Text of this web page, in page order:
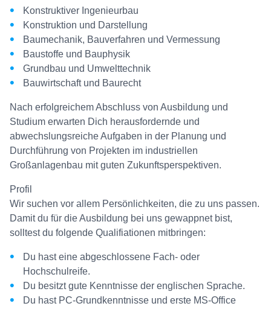
Konstruktiver Ingenieurbau
Konstruktion und Darstellung
Baumechanik, Bauverfahren und Vermessung
Baustoffe und Bauphysik
Grundbau und Umwelttechnik
Bauwirtschaft und Baurecht
Nach erfolgreichem Abschluss von Ausbildung und
Studium erwarten Dich herausfordernde und
abwechslungsreiche Aufgaben in der Planung und
Durchführung von Projekten im industriellen
Großanlagenbau mit guten Zukunftsperspektiven.
Profil
Wir suchen vor allem Persönlichkeiten, die zu uns passen.
Damit du für die Ausbildung bei uns gewappnet bist,
solltest du folgende Qualifiationen mitbringen:
Du hast eine abgeschlossene Fach- oder
Hochschulreife.
Du besitzt gute Kenntnisse der englischen Sprache.
Du hast PC-Grundkenntnisse und erste MS-Office